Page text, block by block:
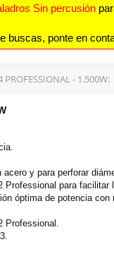
Sin percusión
buscas, ponte en
- 1.500W:
y para perforar
para facilitar
óptima de potencia con
Professional.